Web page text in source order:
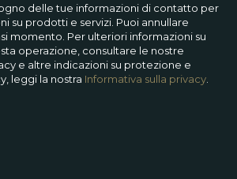
delle tue informazioni di contatto per
su prodotti e servizi. Puoi annullare
momento. Per ulteriori informazioni su
operazione, consultare le nostre
e altre indicazioni su protezione e
leggi la nostra Informativa sulla privacy